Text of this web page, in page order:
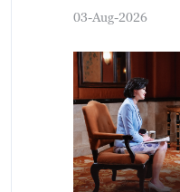
Ningbo
03-Aug-2026